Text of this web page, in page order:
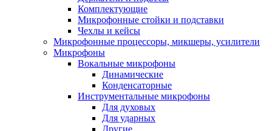
Комплектующие
Микрофонные стойки и подставки
Чехлы и кейсы
Микрофонные процессоры, микшеры, усилители
Микрофоны
Вокальные микрофоны
Динамические
Конденсаторные
Инструментальные микрофоны
Для духовых
Для ударных
Другие